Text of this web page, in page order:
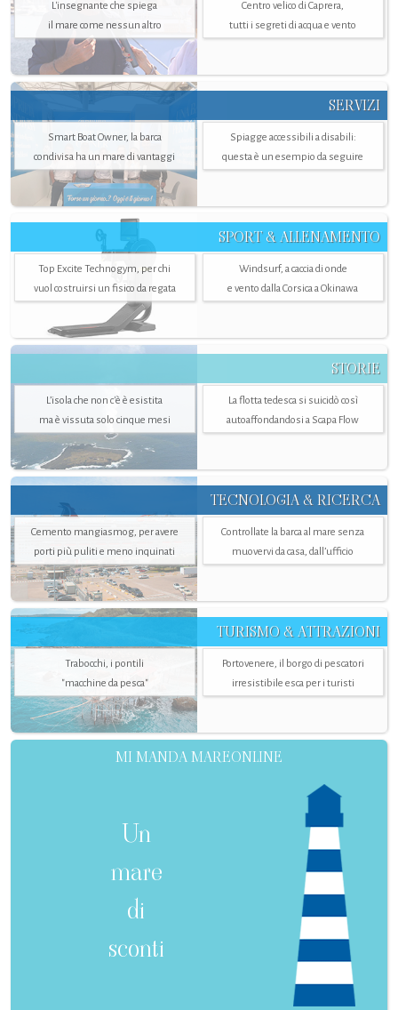
L'insegnante che spiega
il mare come nessun altro
Centro velico di Caprera,
tutti i segreti di acqua e vento
SERVIZI
Smart Boat Owner, la barca
condivisa ha un mare di vantaggi
Spiagge accessibili a disabili:
questa è un esempio da seguire
SPORT & ALLENAMENTO
Top Excite Technogym, per chi
vuol costruirsi un fisico da regata
Windsurf, a caccia di onde
e vento dalla Corsica a Okinawa
STORIE
L’isola che non c'è è esistita
ma è vissuta solo cinque mesi
La flotta tedesca si suicidò così
autoaffondandosi a Scapa Flow
TECNOLOGIA & RICERCA
Cemento mangiasmog, per avere
porti più puliti e meno inquinati
Controllate la barca al mare senza
muovervi da casa, dall’ufficio
TURISMO & ATTRAZIONI
Trabocchi, i pontili
"macchine da pesca"
Portovenere, il borgo di pescatori
irresistibile esca per i turisti
MI MANDA MAREONLINE
Un
mare
di
sconti